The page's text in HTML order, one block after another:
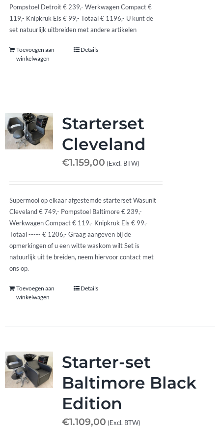
Pompstoel Detroit € 239,- Werkwagen Compact €
119,- Knipkruk Els € 99,- Totaal € 1196,- U kunt de
set natuurlijk uitbreiden met andere artikelen
Toevoegen aan
winkelwagen
Details
Starterset
Cleveland
€1.159,00 (Excl. BTW)
Supermooi op elkaar afgestemde starterset Wasunit
Cleveland € 749,- Pompstoel Baltimore € 239,-
Werkwagen Compact € 119,- Knipkruk Els € 99,-
Totaal ----- € 1206,- Graag aangeven bij de
opmerkingen of u een witte waskom wilt Set is
natuurlijk uit te breiden, neem hiervoor contact met
ons op.
Toevoegen aan
winkelwagen
Details
Starter-set
Baltimore Black
Edition
€1.109,00 (Excl. BTW)